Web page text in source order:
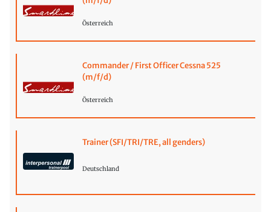
Österreich
Commander / First Officer Cessna 525
(m/f/d)
Österreich
Trainer (SFI/TRI/TRE, all genders)
Deutschland